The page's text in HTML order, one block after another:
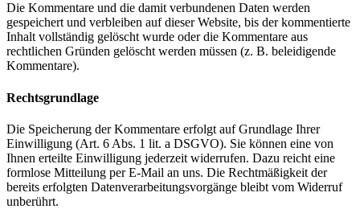
Die Kommentare und die damit verbundenen Daten werden
gespeichert und verbleiben auf dieser Website, bis der kommentierte
Inhalt vollständig gelöscht wurde oder die Kommentare aus
rechtlichen Gründen gelöscht werden müssen (z. B. beleidigende
Kommentare).
Rechtsgrundlage
Die Speicherung der Kommentare erfolgt auf Grundlage Ihrer
Einwilligung (Art. 6 Abs. 1 lit. a DSGVO). Sie können eine von
Ihnen erteilte Einwilligung jederzeit widerrufen. Dazu reicht eine
formlose Mitteilung per E-Mail an uns. Die Rechtmäßigkeit der
bereits erfolgten Datenverarbeitungsvorgänge bleibt vom Widerruf
unberührt.